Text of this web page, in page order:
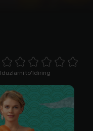
5 Stars 6 Stars7 Stars8 Stars
to'ldiring